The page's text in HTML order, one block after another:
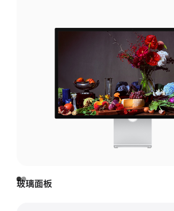
玻璃面板